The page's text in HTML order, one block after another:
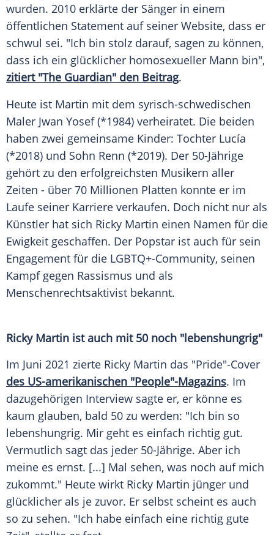
wurden. 2010 erklärte der Sänger in einem
öffentlichen Statement auf seiner Website, dass er
schwul sei. "Ich bin stolz darauf, sagen zu können,
dass ich ein glücklicher homosexueller Mann bin",
zitiert "The Guardian" den Beitrag.
Heute ist Martin mit dem syrisch-schwedischen
Maler Jwan Yosef (*1984) verheiratet. Die beiden
haben zwei gemeinsame Kinder: Tochter Lucía
(*2018) und Sohn Renn (*2019). Der 50-Jährige
gehört zu den erfolgreichsten Musikern aller
Zeiten - über 70 Millionen Platten konnte er im
Laufe seiner Karriere verkaufen. Doch nicht nur als
Künstler hat sich Ricky Martin einen Namen für die
Ewigkeit geschaffen. Der Popstar ist auch für sein
Engagement für die LGBTQ+-Community, seinen
Kampf gegen Rassismus und als
Menschenrechtsaktivist bekannt.
Ricky Martin ist auch mit 50 noch "lebenshungrig"
Im Juni 2021 zierte Ricky Martin das "Pride"-Cover
des US-amerikanischen "People"-Magazins. Im
dazugehörigen Interview sagte er, er könne es
kaum glauben, bald 50 zu werden: "Ich bin so
lebenshungrig. Mir geht es einfach richtig gut.
Vermutlich sagt das jeder 50-Jährige. Aber ich
meine es ernst. [...] Mal sehen, was noch auf mich
zukommt." Heute wirkt Ricky Martin jünger und
glücklicher als je zuvor. Er selbst scheint es auch
so zu sehen. "Ich habe einfach eine richtig gute